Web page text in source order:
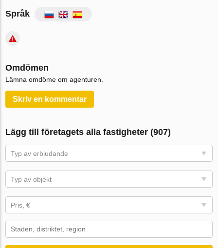
Språk
Omdömen
Lämna omdöme om agenturen.
Skriv en kommentar
Lägg till företagets alla fastigheter (907)
Typ av erbjudande
Typ av objekt
Pris, €